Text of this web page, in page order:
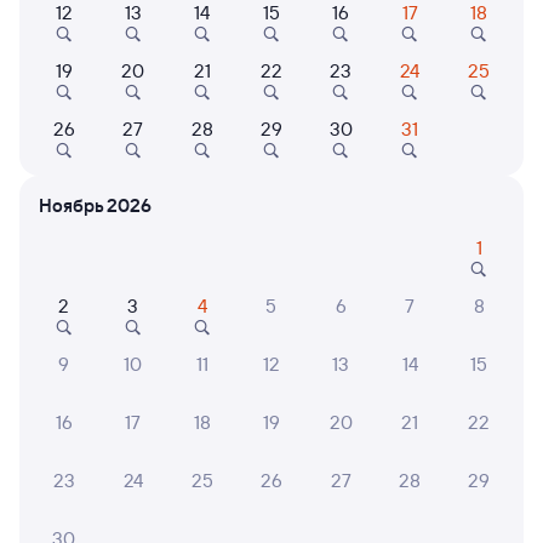
109А Андрей Тульников Проходящий 8,7
Рязань-2
Рязань
Красный Кут
в Астрахань
06:53 23:13
15 ч 20 м в пути
от 3 ⁠435 ⁠₽ 4 ⁠865 ⁠₽
Выберите дату
12 13 14 15 16 17 18
19 20 21 22 23 24 25
26 27 28 29 30 31
Ноябрь 2026
1
2 3 4 5 6 7 8
9 10 11 12 13 14 15
16 17 18 19 20 21 22
23 24 25 26 27 28 29